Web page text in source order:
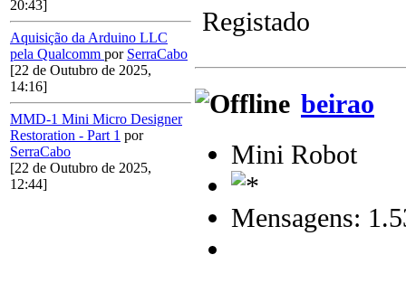
20:43]
Aquisição da Arduino LLC
pela Qualcomm por SerraCabo
[22 de Outubro de 2025,
14:16]
MMD-1 Mini Micro Designer
Restoration - Part 1 por
SerraCabo
[22 de Outubro de 2025,
12:44]
Registado
beirao
Mini Robot
Mensagens: